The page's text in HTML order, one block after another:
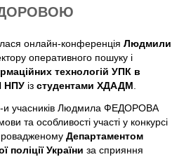
онлайн-конференціяЛюдмили
оперативного пошуку і
технологій УПК в
НПУ ізстудентами ХДАДМ.
и учасників Людмила ФЕДОРОВА
та особливості участі у конкурсі
Департаментом
поліції України за сприяння